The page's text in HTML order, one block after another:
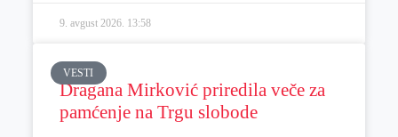
9. avgust 2026. 13:58
VESTI
Dragana Mirković priredila veče za
pamćenje na Trgu slobode